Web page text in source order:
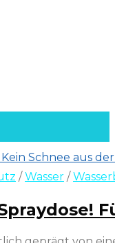
/Wasser /